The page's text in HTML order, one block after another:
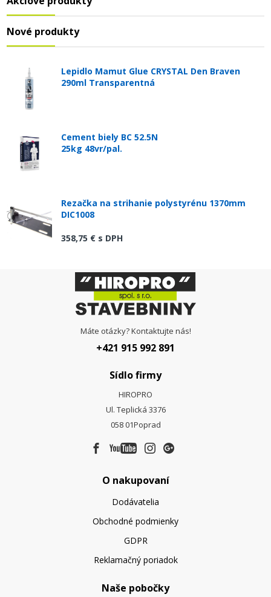
Nové produkty
Lepidlo Mamut Glue CRYSTAL Den Braven
290ml Transparentná
Cement biely BC 52.5N
25kg 48vr/pal.
Rezačka na strihanie polystyrénu 1370mm
DIC1008
358,75 € s DPH
Máte otázky? Kontaktujte nás!
+421 915 992 891
Sídlo firmy
HIROPRO
Ul. Teplická 3376
058 01Poprad
O nakupovaní
Dodávatelia
Obchodné podmienky
GDPR
Reklamačný poriadok
Naše pobočky